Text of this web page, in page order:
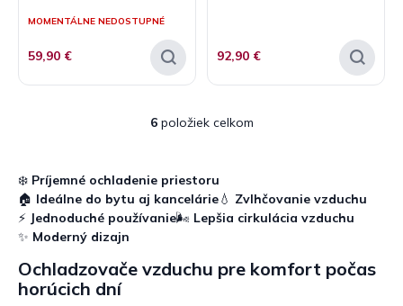
hodnotenie
5,0
5
MOMENTÁLNE NEDOSTUPNÉ
59,90 € 92,90 €
O
á
d
a
e
6položiek celkom
❄️ Príjemné ochladenie priestoru
🏠 Ideálne do bytu aj kancelárie💧 Zvlhčovanie vzduchu
⚡ Jednoduché používanie🌬️ Lepšia cirkulácia vzduchu
✨ Moderný dizajn
Ochladzovače vzduchu pre komfort počas
horúcich dní